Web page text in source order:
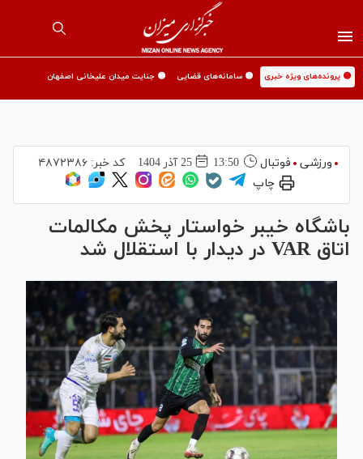
🟡 پرونده‌های ویژه خبری 🟡 سامانه‌های قضایی 🟡 جنایت میدان علیخانی اصفهان
ورزشی فوتبال 13:50 25 آذر 1404 کد خبر: ۴۸۷۲۳۸۶
چاپ
باشگاه خیبر خواستار پخش مکالمات
اتاق VAR در دیدار با استقلال شد